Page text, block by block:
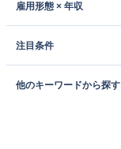
雇用形態 × 年収
注目条件
他のキーワードから探す